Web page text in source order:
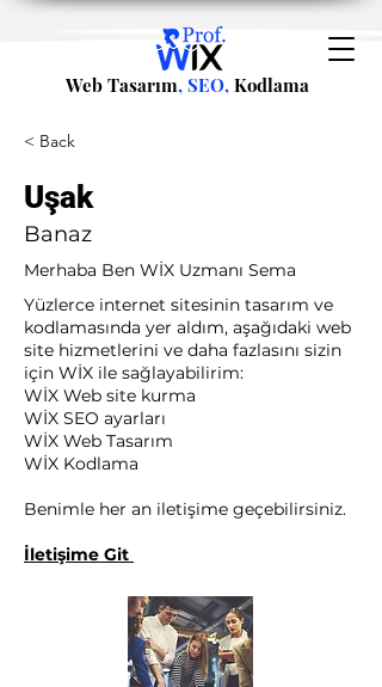
Web Tasarım, SEO, Kodlama
< Back
Uşak
Banaz
Merhaba Ben WİX Uzmanı Sema
Yüzlerce internet sitesinin tasarım ve
kodlamasında yer aldım, aşağıdaki web
site hizmetlerini ve daha fazlasını sizin
için WİX ile sağlayabilirim:​ ​
WİX Web site kurma
WİX SEO ayarları
WİX Web Tasarım
WİX Kodlama ​
Benimle her an iletişime geçebilirsiniz.
İletişime Git